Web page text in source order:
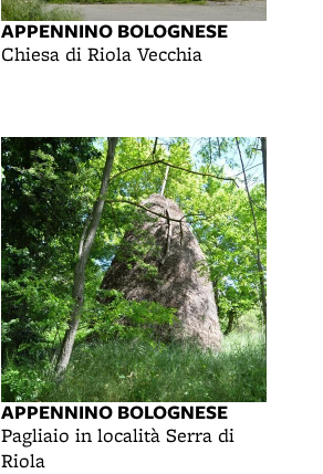
APPENNINO BOLOGNESE
Chiesa di Riola Vecchia
APPENNINO BOLOGNESE
Pagliaio in località Serra di
Riola